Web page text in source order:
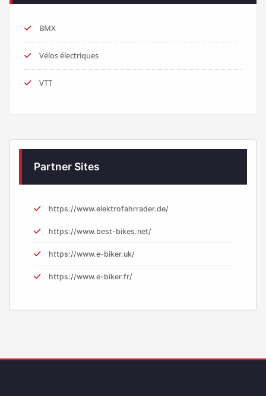
BMX
Vélos électriques
VTT
Partner Sites
https://www.elektrofahrrader.de/
https://www.best-bikes.net/
https://www.e-biker.uk/
https://www.e-biker.fr/